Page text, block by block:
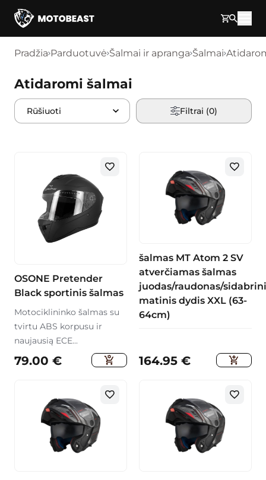
Pereikite prie turinio
Pradžia Parduotuvė Šalmai ir apranga Šalmai
Atidaromi šalmai
Filtrai (0)
OSONE Pretender
Black sportinis šalmas
Motociklininko šalmas su
tvirtu ABS korpusu ir
naujausią ECE...
79.00 €
šalmas MT Atom 2 SV
atverčiamas šalmas
juodas/raudonas/
matinis dydis XXL (63-
64cm)
164.95 €